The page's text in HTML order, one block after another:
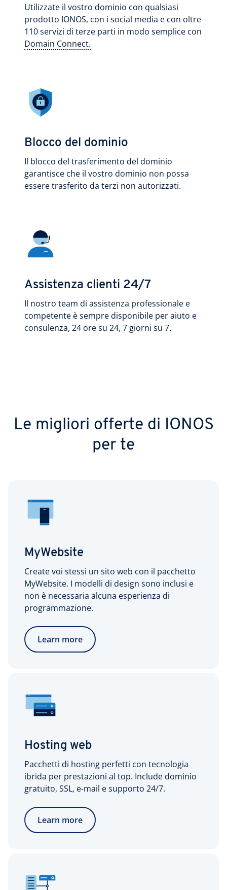
Utilizzate il vostro dominio con qualsiasi
prodotto IONOS, con i social media e con oltre
110 servizi di terze parti in modo semplice con
Domain Connect.
Blocco del dominio
Il blocco del trasferimento del dominio
garantisce che il vostro dominio non possa
essere trasferito da terzi non autorizzati.
Assistenza clienti 24/7
Il nostro team di assistenza professionale e
competente è sempre disponibile per aiuto e
consulenza, 24 ore su 24, 7 giorni su 7.
Le migliori offerte di IONOS
per te
MyWebsite
Create voi stessi un sito web con il pacchetto
MyWebsite. I modelli di design sono inclusi e
non è necessaria alcuna esperienza di
programmazione.
Learn more
Hosting web
Pacchetti di hosting perfetti con tecnologia
ibrida per prestazioni al top. Include dominio
gratuito, SSL, e-mail e supporto 24/7.
Learn more